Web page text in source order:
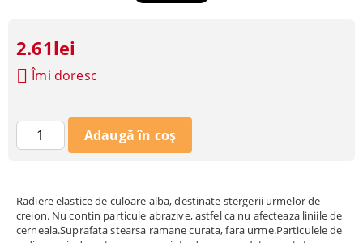
Radiere elastice de culoare alba, destinate stergerii urmelor de
creion. Nu contin particule abrazive, astfel ca nu afecteaza liniile de
cerneala.Suprafata stearsa ramane curata, fara urme.Particulele de
2.61lei
Îmi doresc